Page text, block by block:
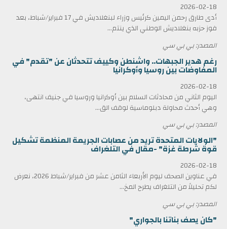
2026-02-18
أدى طارق رحمن اليمين كرئيس وزراء لبنغلاديش في 17 فبراير/شباط، بعد
فوز حزبه بنغلاديش الوطني الذي ينتم...
المصدر: بي بي سي
رغم هدير الجبهات.. واشنطن وكييف تتحدثان عن "تقدم" في
المفاوضات بين روسيا وأوكرانيا
2026-02-18
اليوم الثاني من محادثات السلام بين أوكرانيا وروسيا في جنيف انتهى،
وهي أحدث محاولة دبلوماسية لوقف الق...
المصدر: بي بي سي
"الولايات المتحدة تريد من عصابات الجريمة المنظمة تشكيل
قوة شرطة غزة" -مقال في التلغراف
2026-02-18
في عناوين الصحف ليوم الأربعاء الثامن عشر من فبراير/شباط 2026، نعرض
لكم تحليلاً من التلغراف يطرح المخ...
المصدر: بي بي سي
"كان يصف بناتنا بالجواري"